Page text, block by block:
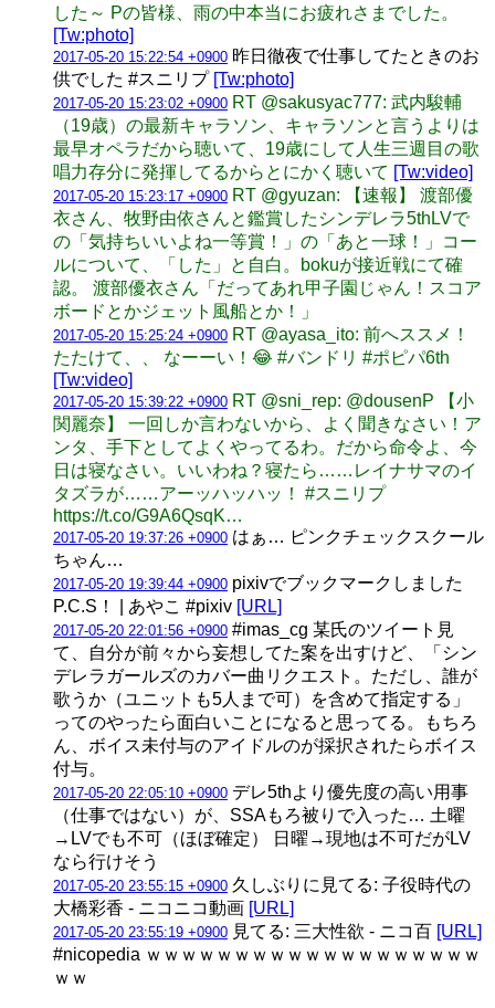
した～ Pの皆様、雨の中本当にお疲れさまでした。
[Tw:photo]
2017-05-20 15:22:54 +0900 昨日徹夜で仕事してたときのお
供でした #スニリプ [Tw:photo]
2017-05-20 15:23:02 +0900 RT @sakusyac777: 武内駿輔
（19歳）の最新キャラソン、キャラソンと言うよりは
最早オペラだから聴いて、19歳にして人生三週目の歌
唱力存分に発揮してるからとにかく聴いて [Tw:video]
2017-05-20 15:23:17 +0900 RT @gyuzan: 【速報】 渡部優
衣さん、牧野由依さんと鑑賞したシンデレラ5thLVで
の「気持ちいいよね一等賞！」の「あと一球！」コー
ルについて、「した」と自白。bokuが接近戦にて確
認。 渡部優衣さん「だってあれ甲子園じゃん！スコア
ボードとかジェット風船とか！」
2017-05-20 15:25:24 +0900 RT @ayasa_ito: 前へススメ！
たたけて、、 なーーい！😂 #バンドリ #ポピパ6th
[Tw:video]
2017-05-20 15:39:22 +0900 RT @sni_rep: @dousenP 【小
関麗奈】 一回しか言わないから、よく聞きなさい！ア
ンタ、手下としてよくやってるわ。だから命令よ、今
日は寝なさい。いいわね？寝たら……レイナサマのイ
タズラが……アーッハッハッ！ #スニリプ
https://t.co/G9A6QsqK…
2017-05-20 19:37:26 +0900 はぁ… ピンクチェックスクール
ちゃん…
2017-05-20 19:39:44 +0900 pixivでブックマークしました
P.C.S！ | あやこ #pixiv [URL]
2017-05-20 22:01:56 +0900 #imas_cg 某氏のツイート見
て、自分が前々から妄想してた案を出すけど、「シン
デレラガールズのカバー曲リクエスト。ただし、誰が
歌うか（ユニットも5人まで可）を含めて指定する」
ってのやったら面白いことになると思ってる。もちろ
ん、ボイス未付与のアイドルのが採択されたらボイス
付与。
2017-05-20 22:05:10 +0900 デレ5thより優先度の高い用事
（仕事ではない）が、SSAもろ被りで入った… 土曜
→LVでも不可（ほぼ確定） 日曜→現地は不可だがLV
なら行けそう
2017-05-20 23:55:15 +0900 久しぶりに見てる: 子役時代の
大橋彩香 - ニコニコ動画 [URL]
2017-05-20 23:55:19 +0900 見てる: 三大性欲 - ニコ百 [URL]
#nicopedia ｗｗｗｗｗｗｗｗｗｗｗｗｗｗｗｗｗｗｗ
ｗｗ